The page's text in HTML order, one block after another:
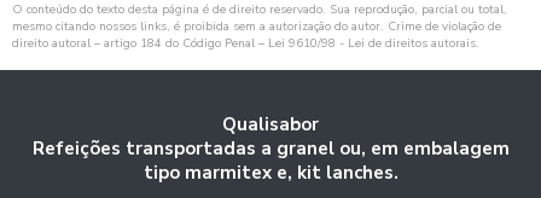
Refeições comerciais
Refeições industriais
O conteúdo do texto desta página é de direito reservado. Sua reprodução, parcial ou total,
mesmo citando nossos links, é proibida sem a autorização do autor. Crime de violação de
direito autoral – artigo 184 do Código Penal – Lei 9610/98 - Lei de direitos autorais.
Qualisabor
Refeições transportadas a granel ou, em embalagem
tipo marmitex e, kit lanches.